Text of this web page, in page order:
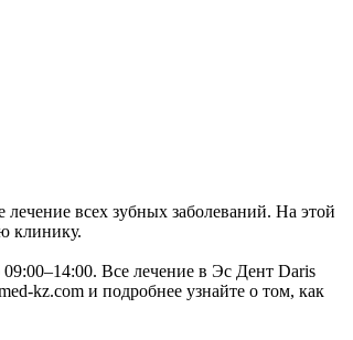
всех зубных заболеваний. На этой
клинику.
Все лечение в Эс Дент Daris
kz.com и подробнее узнайте о том, как